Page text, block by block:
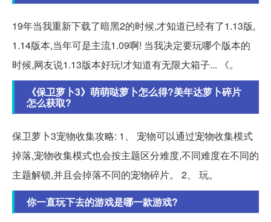
19年当我重新下载了暗黑2的时候,才知道已经有了1.13版,
1.14版本,当年可是主流1.09啊! 当我决定要玩哪个版本的
时候,网友说1.13版本好玩!才知道有无限大箱子... 《。
《保卫萝卜3》萌萌哒萝卜怎么得?美年达萝卜碎片
怎么获取?
保卫萝卜3宠物收集攻略: 1、 宠物可以通过宠物收集模式
掉落,宠物收集模式也会按主题区分难度,不同难度在不同的
主题解锁,并且会掉落不同的宠物碎片。 2、 玩。
你一直玩下去的游戏是哪一款游戏?